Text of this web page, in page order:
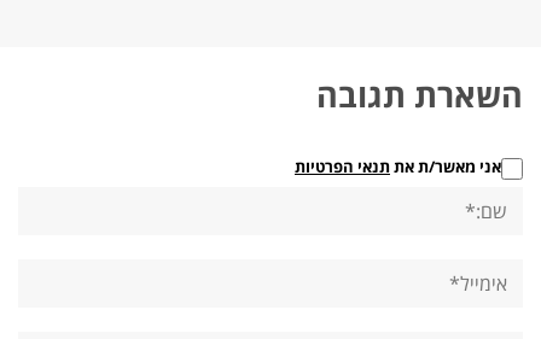
השארת תגובה
אני מאשר/ת אתתנאי הפרטיות